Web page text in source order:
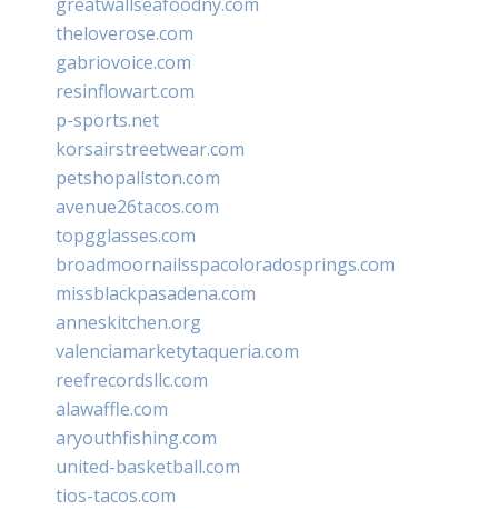
theloverose.com
gabriovoice.com
resinflowart.com
p-sports.net
korsairstreetwear.com
petshopallston.com
avenue26tacos.com
topgglasses.com
broadmoornailsspacoloradosprings.com
missblackpasadena.com
anneskitchen.org
valenciamarketytaqueria.com
reefrecordsllc.com
alawaffle.com
aryouthfishing.com
united-basketball.com
tios-tacos.com